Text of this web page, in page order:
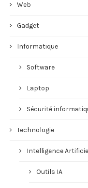
Web
Gadget
Informatique
Software
Laptop
Sécurité
Technologie
Intelligence
Outils IA